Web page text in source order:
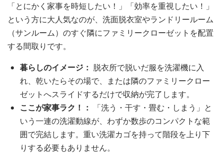
「とにかく家事を時短したい！」「効率を重視したい！」
という方に大人気なのが、洗面脱衣室やランドリールーム
（サンルーム）のすぐ隣にファミリークローゼットを配置
する間取りです。
暮らしのイメージ： 脱衣所で脱いだ服を洗濯機に入
れ、乾いたらその場で、または隣のファミリークロー
ゼットへスライドするだけで収納が完了します。
ここが家事ラク！：
「洗う・干す・畳む・しまう」と
いう一連の洗濯動線が、わずか数歩のコンパクトな範
囲で完結します。重い洗濯カゴを持って階段を上り下
りする必要もありません。